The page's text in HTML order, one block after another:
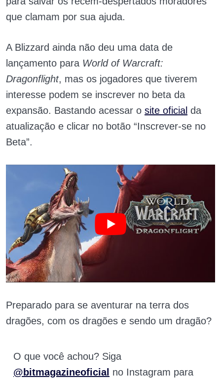
que clamam por sua ajuda.
A Blizzard ainda não deu uma data de
lançamento para World of Warcraft:
Dragonflight, mas os jogadores que tiverem
interesse podem se inscrever no beta da
expansão. Bastando acessar o site oficial da
atualização e clicar no botão “Inscrever-se no
Beta”.
Preparado para se aventurar na terra dos
dragões, com os dragões e sendo um dragão?
O que você achou? Siga
@bitmagazineoficial no Instagram para